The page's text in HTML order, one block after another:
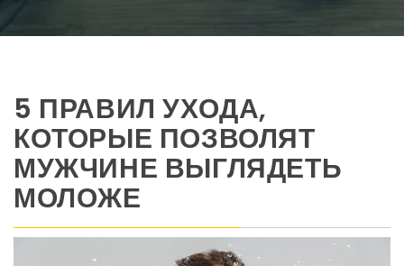
5 ПРАВИЛ УХОДА,
КОТОРЫЕ ПОЗВОЛЯТ
МУЖЧИНЕ ВЫГЛЯДЕТЬ
МОЛОЖЕ